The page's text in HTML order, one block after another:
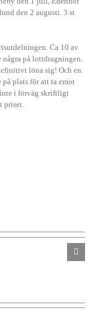
den 2 augusti. 3 st
Ca 10 av
på lottdragningen.
löna sig! Och en
plats för att ta emot
inte i förväg skriftligt
priset.